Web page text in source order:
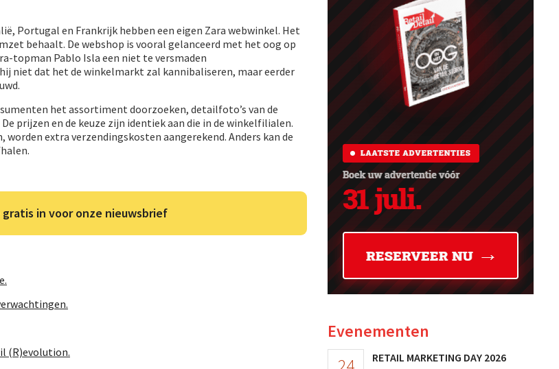
Portugal en Frankrijk hebben een eigen Zara webwinkel. Het
behaalt. De webshop is vooral gelanceerd met het oog op
topman Pablo Isla een niet te versmaden
niet dat het de winkelmarkt zal kannibaliseren, maar eerder
het assortiment doorzoeken, detailfoto’s van de
prijzen en de keuze zijn identiek aan die in de winkelfilialen.
worden extra verzendingskosten aangerekend. Anders kan de
in voor onze nieuwsbrief
(R)evolution.
Evenementen
RETAIL MARKETING DAY 2026